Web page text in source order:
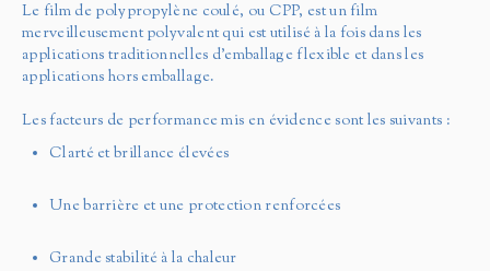
Le film de polypropylène coulé, ou CPP, est un film
merveilleusement polyvalent qui est utilisé à la fois dans les
applications traditionnelles d'emballage flexible et dans les
applications hors emballage.
Les facteurs de performance mis en évidence sont les suivants :
Clarté et brillance élevées
Une barrière et une protection renforcées
Grande stabilité à la chaleur